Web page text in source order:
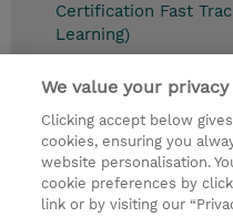
Certification Fast
Learning)
© 2026 TD SYNNEX
Relations Investisseurs
Ethics Line
We value your privacy
Clicking accept below
cookies, ensuring you
website personalisation.
cookie preferences by
link or by visiting our